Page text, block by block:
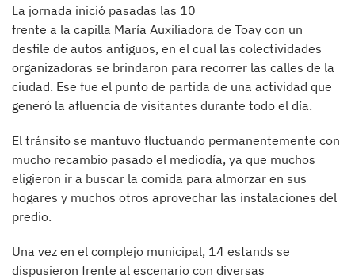
La jornada inició pasadas las 10
frente a la capilla María Auxiliadora de Toay con un
desfile de autos antiguos, en el cual las colectividades
organizadoras se brindaron para recorrer las calles de la
ciudad. Ese fue el punto de partida de una actividad que
generó la afluencia de visitantes durante todo el día.
El tránsito se mantuvo fluctuando permanentemente con
mucho recambio pasado el mediodía, ya que muchos
eligieron ir a buscar la comida para almorzar en sus
hogares y muchos otros aprovechar las instalaciones del
predio.
Una vez en el complejo municipal, 14 estands se
dispusieron frente al escenario con diversas